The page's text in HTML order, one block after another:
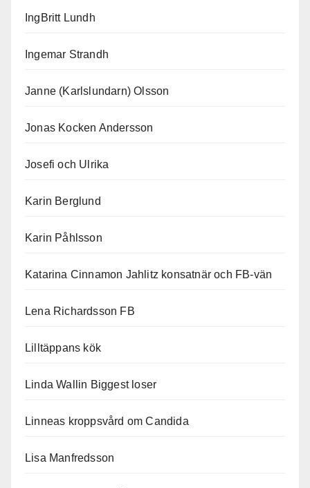
IngBritt Lundh
Ingemar Strandh
Janne (Karlslundarn) Olsson
Jonas Kocken Andersson
Josefi och Ulrika
Karin Berglund
Karin Påhlsson
Katarina Cinnamon Jahlitz konsatnär och FB-vän
Lena Richardsson FB
Lilltäppans kök
Linda Wallin Biggest loser
Linneas kroppsvård om Candida
Lisa Manfredsson